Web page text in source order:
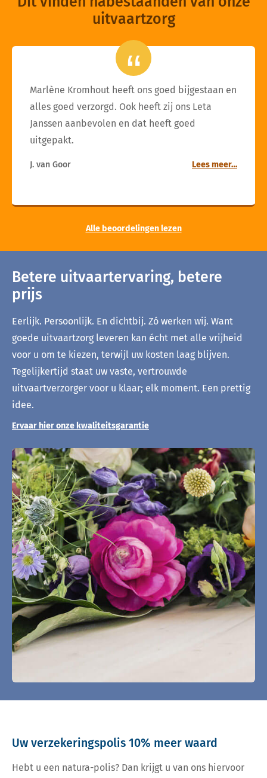
uitvaartzorg
Marlène Kromhout heeft ons goed bijgestaan en
alles goed verzorgd. Ook heeft zij ons Leta
Janssen aanbevolen en dat heeft goed
uitgepakt.
J. van Goor Lees meer…
Alle beoordelingen lezen
Betere uitvaartervaring, betere
prijs
Eerlijk. Persoonlijk. En dichtbij. Zó werken wij. Want
goede uitvaartzorg leveren kan écht met alle vrijheid
voor u om te kiezen, terwijl uw kosten laag blijven.
Tegelijkertijd staat uw vaste, vertrouwde
uitvaartverzorger voor u klaar; elk moment. Een prettig
idee.
Ervaar hier onze kwaliteitsgarantie
Uw verzekeringspolis 10% meer waard
Hebt u een natura-polis? Dan krijgt u van ons hiervoor